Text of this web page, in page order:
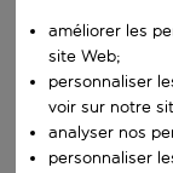
améliorer les
site Web;
personnaliser
voir sur notre
analyser nos
personnaliser